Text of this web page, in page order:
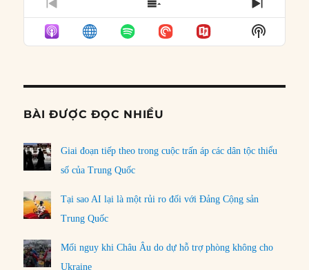
PREVIOUS
EPISODE
SHOW
EPISODES
LIST
NEXT
Show
Podcast
BÀI ĐƯỢC ĐỌC NHIỀU
Giai đoạn tiếp theo trong cuộc trấn áp các dân tộc thiểu
số của Trung Quốc
Tại sao AI lại là một rủi ro đối với Đảng Cộng sản
Trung Quốc
Mối nguy khi Châu Âu do dự hỗ trợ phòng không cho
Ukraine